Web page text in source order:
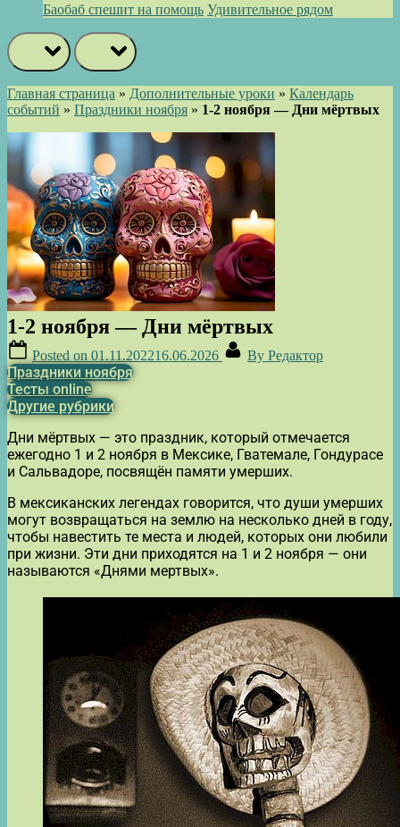
Баобаб спешит на помощь Удивительное рядом
Главная страница » Дополнительные уроки » Календарь
событий » Праздники ноября » 1-2 ноября — Дни мёртвых
1-2 ноября — Дни мёртвых
Posted on 01.11.202216.06.2026 By Редактор
Праздники ноября
Тесты online
Другие рубрики
Дни мёртвых — это праздник, который отмечается
ежегодно 1 и 2 ноября в Мексике, Гватемале, Гондурасе
и Сальвадоре, посвящён памяти умерших.
В мексиканских легендах говорится, что души умерших
могут возвращаться на землю на несколько дней в году,
чтобы навестить те места и людей, которых они любили
при жизни. Эти дни приходятся на 1 и 2 ноября — они
называются «Днями мертвых».